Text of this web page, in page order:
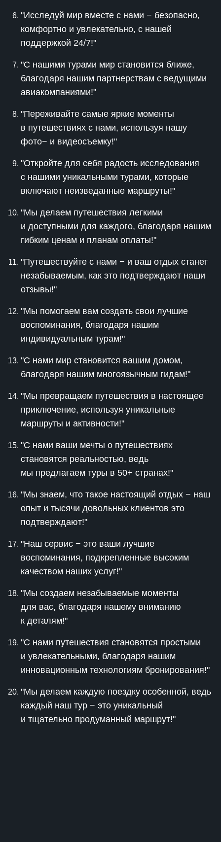
"Исследуй мир вместе с нами − безопасно,
комфортно и увлекательно, с нашей
поддержкой 24/7!"
"С нашими турами мир становится ближе,
благодаря нашим партнерствам с ведущими
авиакомпаниями!"
"Переживайте самые яркие моменты
в путешествиях с нами, используя нашу
фото− и видеосъемку!"
"Откройте для себя радость исследования
с нашими уникальными турами, которые
включают неизведанные маршруты!"
"Мы делаем путешествия легкими
и доступными для каждого, благодаря нашим
гибким ценам и планам оплаты!"
"Путешествуйте с нами − и ваш отдых станет
незабываемым, как это подтверждают наши
отзывы!"
"Мы помогаем вам создать свои лучшие
воспоминания, благодаря нашим
индивидуальным турам!"
"С нами мир становится вашим домом,
благодаря нашим многоязычным гидам!"
"Мы превращаем путешествия в настоящее
приключение, используя уникальные
маршруты и активности!"
"С нами ваши мечты о путешествиях
становятся реальностью, ведь
мы предлагаем туры в 50+ странах!"
"Мы знаем, что такое настоящий отдых − наш
опыт и тысячи довольных клиентов это
подтверждают!"
"Наш сервис − это ваши лучшие
воспоминания, подкрепленные высоким
качеством наших услуг!"
"Мы создаем незабываемые моменты
для вас, благодаря нашему вниманию
к деталям!"
"С нами путешествия становятся простыми
и увлекательными, благодаря нашим
инновационным технологиям бронирования!"
"Мы делаем каждую поездку особенной, ведь
каждый наш тур − это уникальный
и тщательно продуманный маршрут!"